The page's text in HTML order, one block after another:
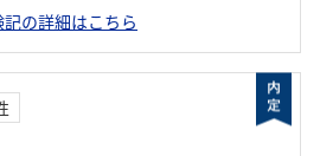
の詳細はこちら